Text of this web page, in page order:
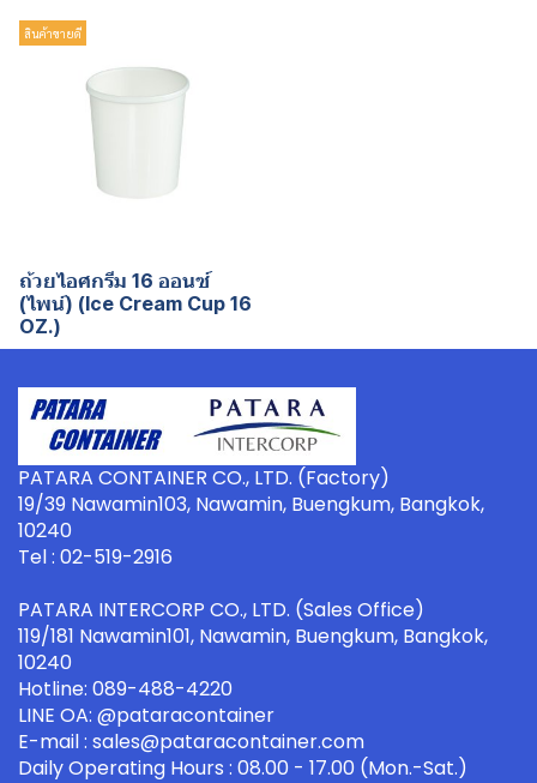
สินค้าขายดี
ถ้วยไอศกรีม 16 ออนซ์
(ไพน์) (Ice Cream Cup 16
OZ.)
PATARA CONTAINER CO., LTD. (Factory)
19/39 Nawamin103, Nawamin, Buengkum, Bangkok,
10240
Tel : 02-519-2916
PATARA INTERCORP CO., LTD. (Sales Office)
119/181 Nawamin101, Nawamin, Buengkum, Bangkok,
10240
Hotline: 089-488-4220
LINE OA: @pataracontainer
E-mail : sales@pataracontainer.com
Daily Operating Hours : 08.00 - 17.00 (Mon.-Sat.)